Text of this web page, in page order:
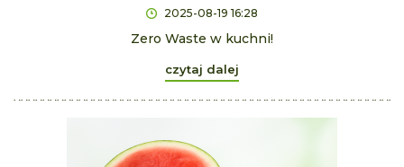
2025-08-19 16:28
Zero Waste w kuchni!
czytaj dalej